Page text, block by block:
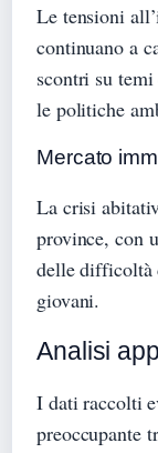
Le tensioni
continuano a
scontri su
le politiche
Mercato
La crisi
province, con
delle difficoltà
giovani.
Analisi
I dati raccolti
preoccupante